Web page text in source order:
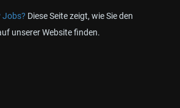
Jobs? Diese Seite zeigt, wie Sie den
unserer Website finden.